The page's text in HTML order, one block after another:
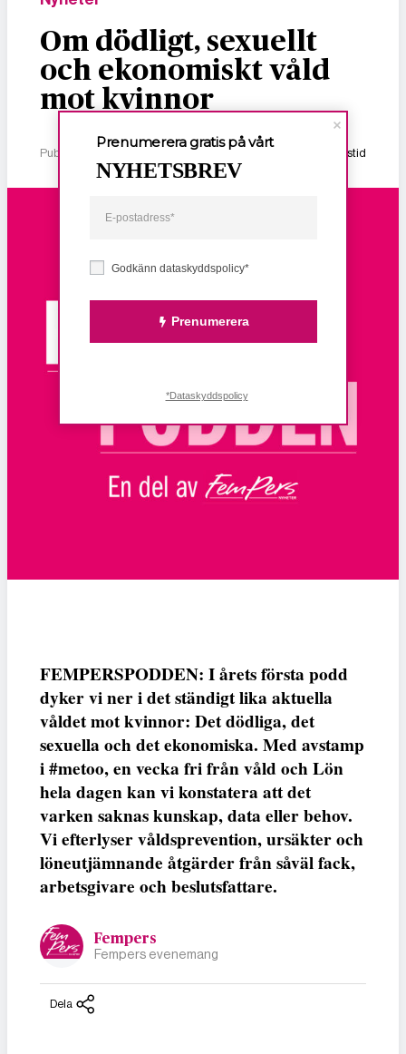
Om dödligt, sexuellt
och ekonomiskt våld
mot kvinnor
Publicerad 2 januari, 2026 1 min lästid
FEMPERSPODDEN: I årets första podd
dyker vi ner i det ständigt lika aktuella
våldet mot kvinnor: Det dödliga, det
sexuella och det ekonomiska. Med avstamp
i #metoo, en vecka fri från våld och Lön
hela dagen kan vi konstatera att det
varken saknas kunskap, data eller behov.
Vi efterlyser våldsprevention, ursäkter och
löneutjämnande åtgärder från såväl fack,
arbetsgivare och beslutsfattare.
Fempers
Fempers evenemang
Dela
Godkänn dataskyddspolicy*
Prenumerera
Prenumerera gratis på vårt
NYHETSBREV
*Dataskyddspolicy